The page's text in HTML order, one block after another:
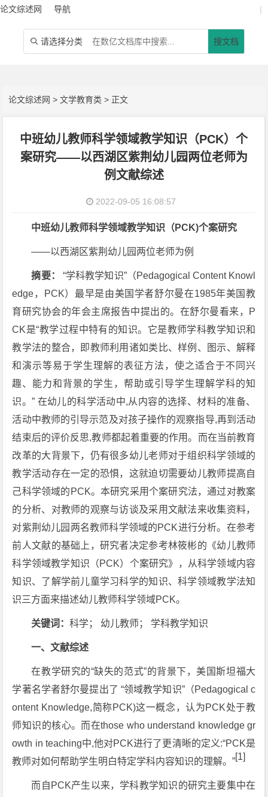
论文综述网 导航 |
 请选择分类 搜文档
论文综述网 >文学教育类 > 正文
中班幼儿教师科学领域教学知识（PCK）个
案研究——以西湖区紫荆幼儿园两位老师为
例文献综述
2022-09-05 16:08:57
中班幼儿教师科学领域教学知识（PCK)个案研究
——以西湖区紫荆幼儿园两位老师为例
摘要：
“学科教学知识”（Pedagogical Content Knowl
edge，PCK）最早是由美国学者舒尔曼在1985年美国教
育研究协会的年会主席报告中提出的。在舒尔曼看来，P
CK是“教学过程中特有的知识。它是教师学科教学知识和
教学法的整合，即教师利用诸如类比、样例、图示、解释
和演示等易于学生理解的表征方法，使之适合于不同兴
趣、能力和背景的学生，帮助或引导学生理解学科的知
识。” 在幼儿的科学活动中,从内容的选择、材料的准备、
活动中教师的引导示范及对孩子操作的观察指导,再到活动
结束后的评价反思,教师都起着重要的作用。而在当前教育
改革的大背景下，仍有很多幼儿老师对于组织科学领域的
教学活动存在一定的恐惧，这就迫切需要幼儿教师提高自
己科学领域的PCK。本研究采用个案研究法，通过对教案
的分析、对教师的观察与访谈及采用文献法来收集资料，
对紫荆幼儿园两名教师科学领域的PCK进行分析。在参考
前人文献的基础上，研究者决定参考林筱彬的《幼儿教师
科学领域教学知识（PCK）个案研究》，从科学领域内容
知识、了解学前儿童学习科学的知识、科学领域教学法知
识三方面来描述幼儿教师科学领域PCK。
关键词：科学； 幼儿教师； 学科教学知识
一、文献综述
在教学研究的“缺失的范式”的背景下，美国斯坦福大
学著名学者舒尔曼提出了 “领域教学知识”（Pedagogical c
ontent Knowledge,简称PCK)这一概念，认为PCK处于教
师知识的核心。而在those who understand knowledge gr
owth in teaching中,他对PCK进行了更清晰的定义:“PCK是
教师对如何帮助学生明白特定学科内容知识的理解。”[1]
而自PCK产生以来，学科教学知识的研究主要集中在